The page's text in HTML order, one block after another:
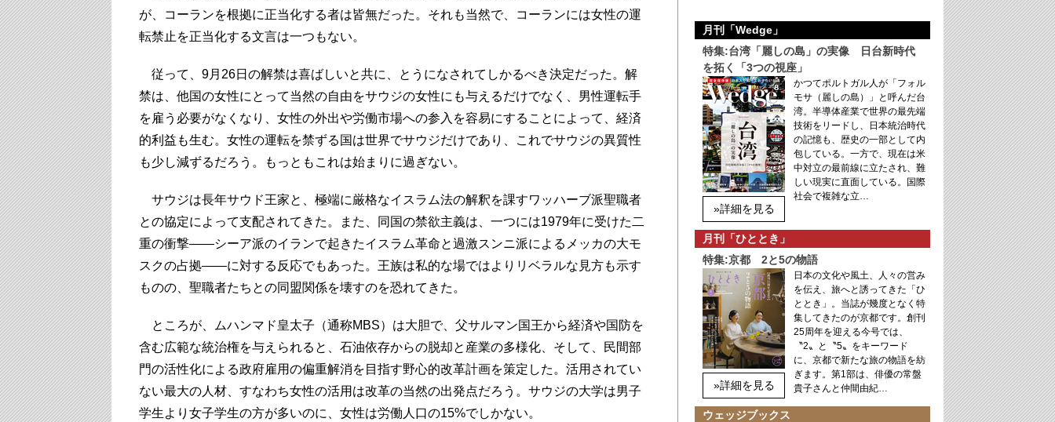
が、コーランを根拠に正当化する者は皆無だった。それも当然で、コーランには女性の運
転禁止を正当化する文言は一つもない。
従って、9月26日の解禁は喜ばしいと共に、とうになされてしかるべき決定だった。解
禁は、他国の女性にとって当然の自由をサウジの女性にも与えるだけでなく、男性運転手
を雇う必要がなくなり、女性の外出や労働市場への参入を容易にすることによって、経済
的利益も生む。女性の運転を禁ずる国は世界でサウジだけであり、これでサウジの異質性
も少し減ずるだろう。もっともこれは始まりに過ぎない。
サウジは長年サウド王家と、極端に厳格なイスラム法の解釈を課すワッハーブ派聖職者
との協定によって支配されてきた。また、同国の禁欲主義は、一つには1979年に受けた二
重の衝撃――シーア派のイランで起きたイスラム革命と過激スンニ派によるメッカの大モ
スクの占拠――に対する反応でもあった。王族は私的な場ではよりリベラルな見方も示す
ものの、聖職者たちとの同盟関係を壊すのを恐れてきた。
ところが、ムハンマド皇太子（通称MBS）は大胆で、父サルマン国王から経済や国防を
含む広範な統治権を与えられると、石油依存からの脱却と産業の多様化、そして、民間部
門の活性化による政府雇用の偏重解消を目指す野心的改革計画を策定した。活用されてい
ない最大の人材、すなわち女性の活用は改革の当然の出発点だろう。サウジの大学は男子
学生より女子学生の方が多いのに、女性は労働人口の15%でしかない。
月刊「Wedge」
特集:台湾「麗しの島」の実像 日台新時代
を拓く「3つの視座」
»詳細を見る
かつてポルトガル人が「フォル
モサ（麗しの島）」と呼んだ台
湾。半導体産業で世界の最先端
技術をリードし、日本統治時代
の記憶も、歴史の一部として内
包している。一方で、現在は米
中対立の最前線に立たされ、難
しい現実に直面している。国際
社会で複雑な立…
月刊「ひととき」
特集:京都 2と5の物語
»詳細を見る
日本の文化や風土、人々の営み
を伝え、旅へと誘ってきた「ひ
ととき」。当誌が幾度となく特
集してきたのが京都です。創刊
25周年を迎える今号では、
〝2〟と〝5〟をキーワード
に、京都で新たな旅の物語を紡
ぎます。第1部は、俳優の常盤
貴子さんと仲間由紀…
ウェッジブックス